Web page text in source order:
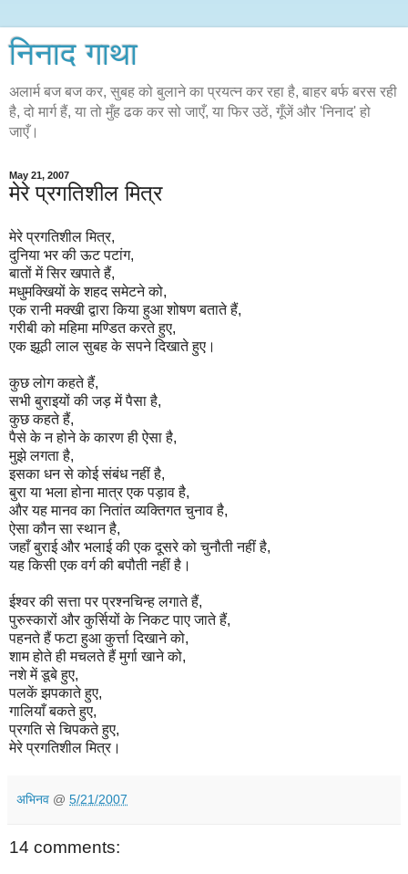
निनाद गाथा
अलार्म बज बज कर, सुबह को बुलाने का प्रयत्न कर रहा है, बाहर बर्फ बरस रही
है, दो मार्ग हैं, या तो मुँह ढक कर सो जाएँ, या फिर उठें, गूँजें और 'निनाद' हो
जाएँ।
May 21, 2007
मेरे प्रगतिशील मित्र
मेरे प्रगतिशील मित्र,
दुनिया भर की ऊट पटांग,
बातों में सिर खपाते हैं,
मधुमक्खियों के शहद समेटने को,
एक रानी मक्खी द्वारा किया हुआ शोषण बताते हैं,
गरीबी को महिमा मण्डित करते हुए,
एक झूठी लाल सुबह के सपने दिखाते हुए।
कुछ लोग कहते हैं,
सभी बुराइयों की जड़ में पैसा है,
कुछ कहते हैं,
पैसे के न होने के कारण ही ऐसा है,
मुझे लगता है,
इसका धन से कोई संबंध नहीं है,
बुरा या भला होना मात्र एक पड़ाव है,
और यह मानव का नितांत व्यक्तिगत चुनाव है,
ऐसा कौन सा स्थान है,
जहाँ बुराई और भलाई की एक दूसरे को चुनौती नहीं है,
यह किसी एक वर्ग की बपौती नहीं है।
ईश्वर की सत्ता पर प्रश्नचिन्ह लगाते हैं,
पुरुस्कारों और कुर्सियों के निकट पाए जाते हैं,
पहनते हैं फटा हुआ कुर्त्ता दिखाने को,
शाम होते ही मचलते हैं मुर्गा खाने को,
नशे में डूबे हुए,
पलकें झपकाते हुए,
गालियाँ बकते हुए,
प्रगति से चिपकते हुए,
मेरे प्रगतिशील मित्र।
अभिनव @ 5/21/2007
14 comments: